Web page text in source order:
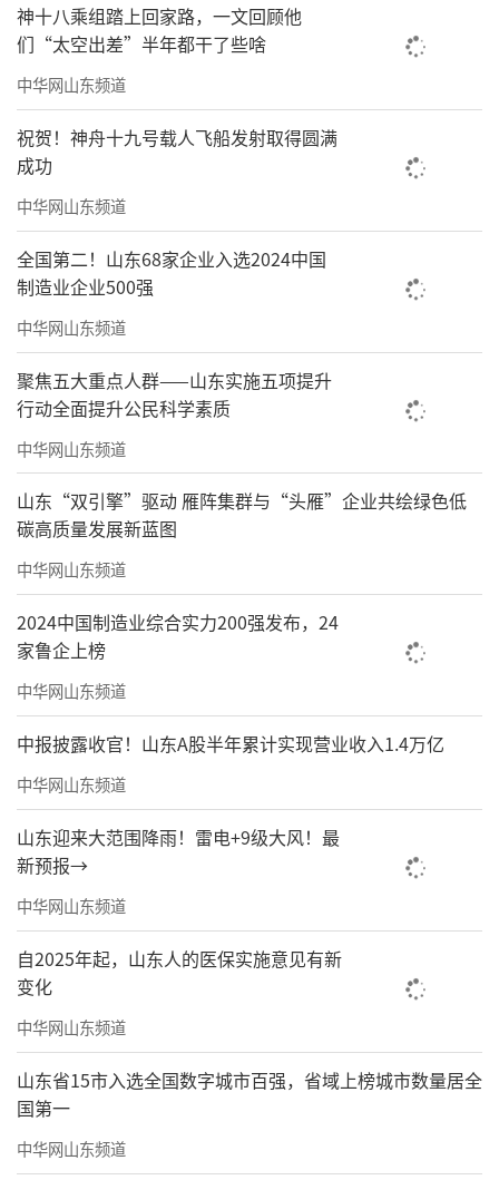
神十八乘组踏上回家路，一文回顾他
们“太空出差”半年都干了些啥
中华网山东频道
祝贺！神舟十九号载人飞船发射取得圆满
成功
中华网山东频道
全国第二！山东68家企业入选2024中国
制造业企业500强
中华网山东频道
聚焦五大重点人群——山东实施五项提升
行动全面提升公民科学素质
中华网山东频道
山东“双引擎”驱动 雁阵集群与“头雁”企业共绘绿色低
碳高质量发展新蓝图
中华网山东频道
2024中国制造业综合实力200强发布，24
家鲁企上榜
中华网山东频道
中报披露收官！山东A股半年累计实现营业收入1.4万亿
中华网山东频道
山东迎来大范围降雨！雷电+9级大风！最
新预报→
中华网山东频道
自2025年起，山东人的医保实施意见有新
变化
中华网山东频道
山东省15市入选全国数字城市百强，省域上榜城市数量居全
国第一
中华网山东频道